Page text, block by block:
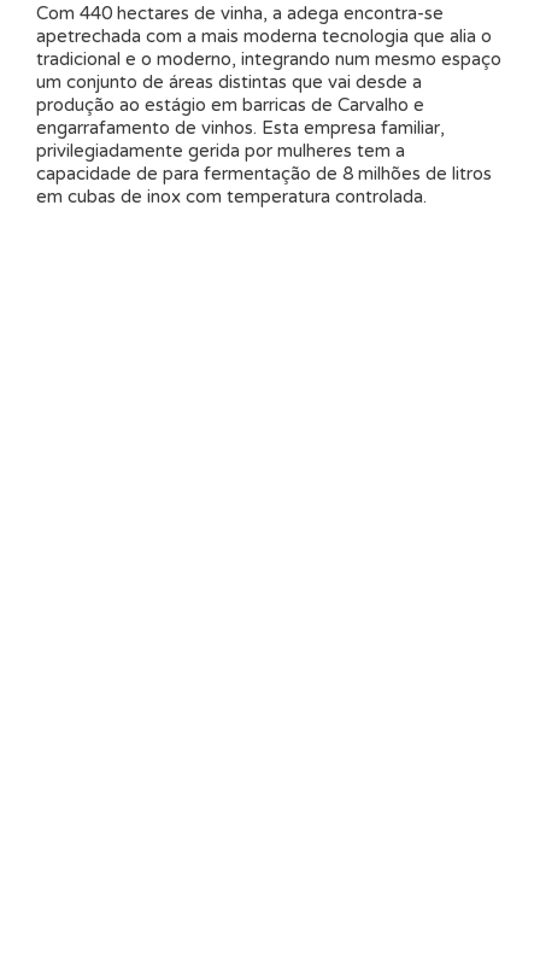
Com 440 hectares de vinha, a adega encontra-se
apetrechada com a mais moderna tecnologia que alia o
tradicional e o moderno, integrando num mesmo espaço
um conjunto de áreas distintas que vai desde a
produção ao estágio em barricas de Carvalho e
engarrafamento de vinhos. Esta empresa familiar,
privilegiadamente gerida por mulheres tem a
capacidade de para fermentação de 8 milhões de litros
em cubas de inox com temperatura controlada.